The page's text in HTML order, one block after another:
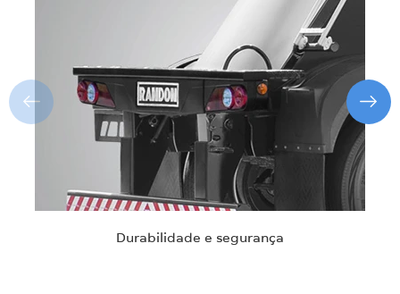
Durabilidade e segurança